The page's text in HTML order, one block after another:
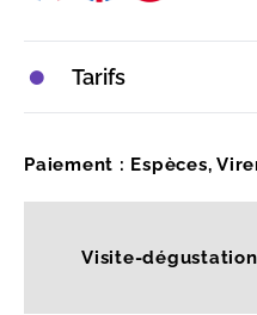
Tarifs
Paiement : Espèces,
Visite-dégustation